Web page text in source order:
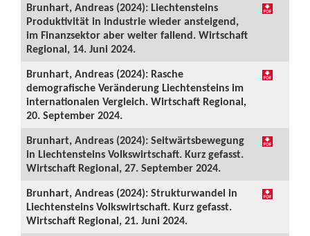
Brunhart, Andreas (2024): Liechtensteins
Produktivität in Industrie wieder ansteigend,
im Finanzsektor aber weiter fallend. Wirtschaft
Regional, 14. Juni 2024.
Brunhart, Andreas (2024): Rasche
demografische Veränderung Liechtensteins im
internationalen Vergleich. Wirtschaft Regional,
20. September 2024.
Brunhart, Andreas (2024): Seitwärtsbewegung
in Liechtensteins Volkswirtschaft. Kurz gefasst.
Wirtschaft Regional, 27. September 2024.
Brunhart, Andreas (2024): Strukturwandel in
Liechtensteins Volkswirtschaft. Kurz gefasst.
Wirtschaft Regional, 21. Juni 2024.